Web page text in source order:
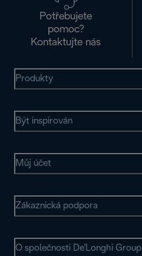
Potřebujete
pomoc?
Kontaktujte nás
Produkty
Být inspirován
Můj účet
Zákaznická podpora
O společnosti De'Longhi Group